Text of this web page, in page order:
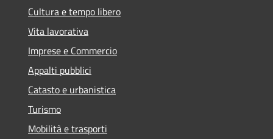
Cultura e tempo libero
Vita lavorativa
Imprese e Commercio
Appalti pubblici
Catasto e urbanistica
Turismo
Mobilità e trasporti